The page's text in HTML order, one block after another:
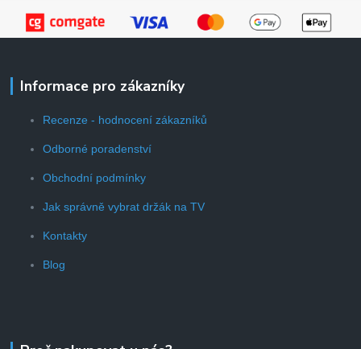
Informace pro zákazníky
Recenze - hodnocení zákazníků
Odborné poradenství
Obchodní podmínky
Jak správně vybrat držák na TV
Kontakty
Blog